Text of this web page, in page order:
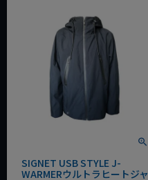
SIGNET USB STYLE J-
WARMERウルトラヒートジャ